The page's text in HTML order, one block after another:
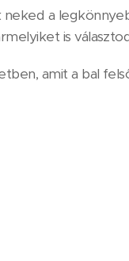
a
is
amit a bal